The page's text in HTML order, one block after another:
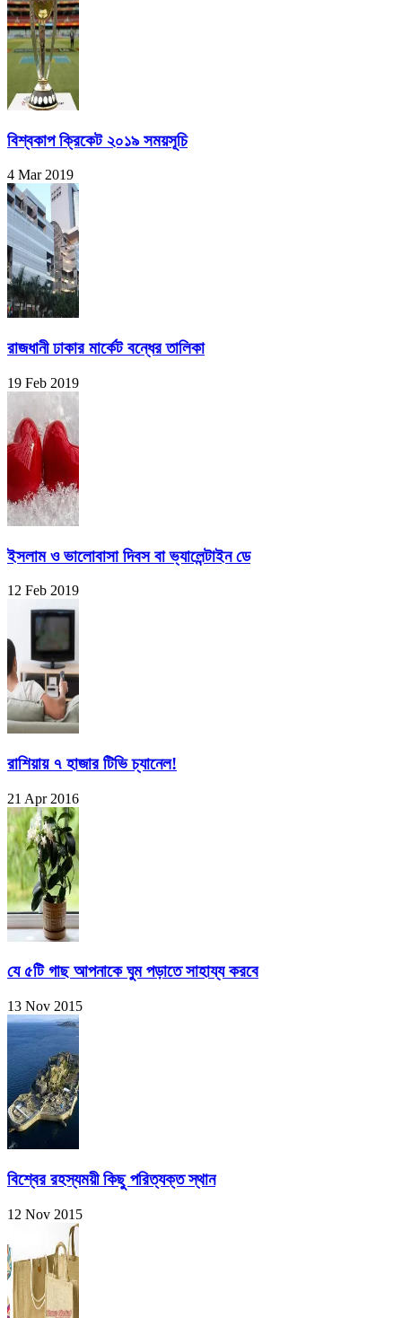
বিশ্বকাপ ক্রিকেট ২০১৯ সময়সূচি
4 Mar 2019
রাজধানী ঢাকার মার্কেট বন্ধের তালিকা
19 Feb 2019
ইসলাম ও ভালোবাসা দিবস বা ভ্যালেন্টাইন ডে
12 Feb 2019
রাশিয়ায় ৭ হাজার টিভি চ্যানেল!
21 Apr 2016
যে ৫টি গাছ আপনাকে ঘুম পড়াতে সাহায্য করবে
13 Nov 2015
বিশ্বের রহস্যময়ী কিছু পরিত্যক্ত স্থান
12 Nov 2015